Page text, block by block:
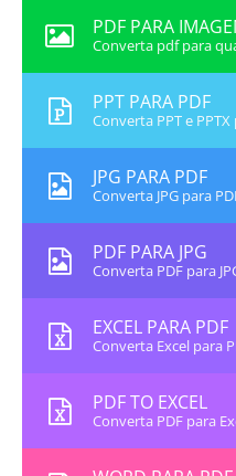
PDF PARA
Converta pdf para
PPT PARA PDF
Converta PPT e PPTX
JPG PARA PDF
Converta JPG para
PDF PARA JPG
Converta PDF para
EXCEL PARA PDF
Converta Excel para
PDF TO EXCEL
Converta PDF para